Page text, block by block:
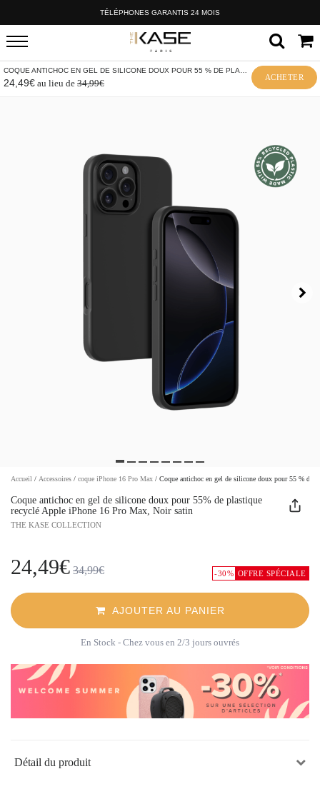
TÉLÉPHONES GARANTIS 24 MOIS
24,49€ au lieu de 34,99€
ACHETER
Accueil / Accessoires / coque iPhone 16 Pro Max / Coque antichoc en gel de silicone doux pour 55 % de
Coque antichoc en gel de silicone doux pour 55% de plastique
recyclé Apple iPhone 16 Pro Max, Noir satin
THE KASE COLLECTION
-30% OFFRE SPÉCIALE
24,49€ 34,99€
AJOUTER AU PANIER
En Stock - Chez vous en 2/3 jours ouvrés
Détail du produit